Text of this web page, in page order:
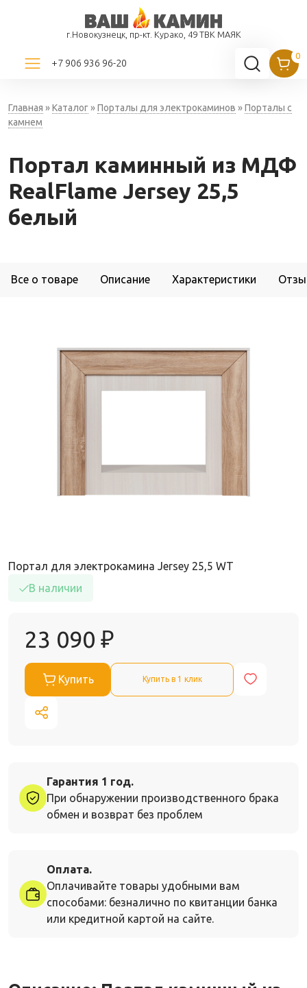
г.Новокузнецк, пр-кт. Курако, 49 ТВК МАЯК
+7 906 936 96-20
Главная »Каталог»Порталы для электрокаминов »Порталы с
камнем
Портал каминный из МДФ
RealFlame Jersey 25,5
белый
Все о товаре Описание Характеристики
Портал для электрокамина Jersey 25,5 WT
В наличии
23 090 ₽
Купить Купить в 1 клик
Гарантия 1 год.
При обнаружении производственного брака
обмен и возврат без проблем
Оплата.
Оплачивайте товары удобными вам
способами: безналично по квитанции банка
или кредитной картой на сайте.